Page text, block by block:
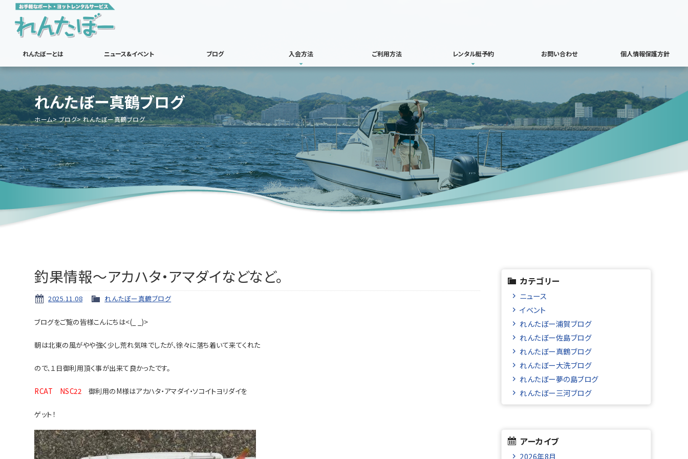
れんたぼーとは ニュース&イベント ブログ 入会方法 ご利用方法 レンタル艇予約 お問い合わせ 個人情報保護方針
れんたぼー真鶴ブログ
ホーム ブログ れんたぼー真鶴ブログ
釣果情報～アカハタ・アマダイなどなど。
2025.11.08 れんたぼー真鶴ブログ
ブログをご覧の皆様こんにちは<(_ _)>
朝は北東の風がやや強く少し荒れ気味でしたが、徐々に落ち着いて来てくれた
ので、１日御利用頂く事が出来て良かったです。
RCAT NSC22 御利用のM様はアカハタ・アマダイ・ソコイトヨリダイを
ゲット！
カテゴリー
ニュース
イベント
れんたぼー浦賀ブログ
れんたぼー佐島ブログ
れんたぼー真鶴ブログ
れんたぼー大洗ブログ
れんたぼー夢の島ブログ
れんたぼー三河ブログ
アーカイブ
2026年8月